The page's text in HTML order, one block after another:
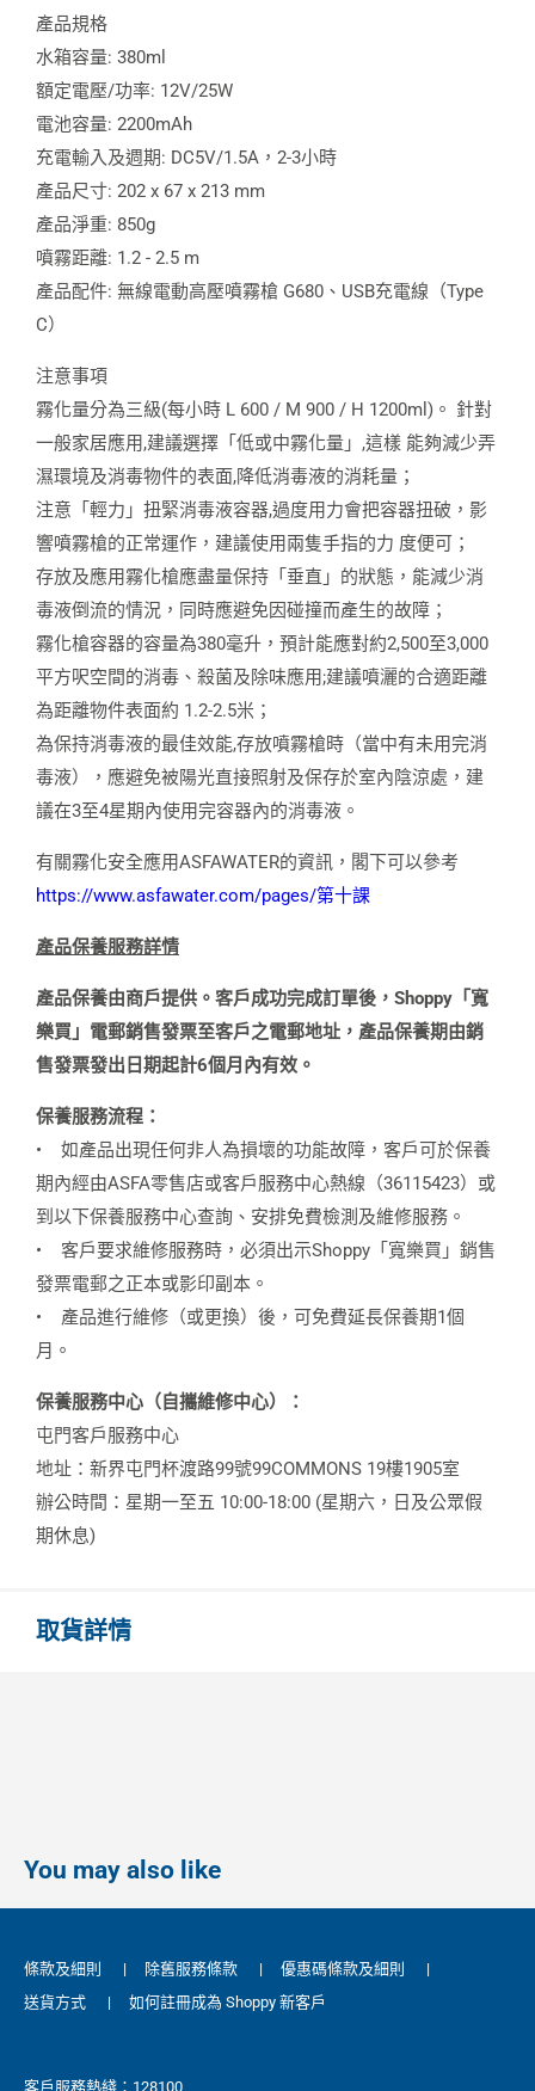
產品規格
水箱容量: 380ml
額定電壓/功率: 12V/25W
電池容量: 2200mAh
充電輸入及週期: DC5V/1.5A，2-3小時
產品尺寸: 202 x 67 x 213 mm
產品淨重: 850g
噴霧距離: 1.2 - 2.5 m
產品配件: 無線電動高壓噴霧槍 G680、USB充電線（Type
C）
注意事項
霧化量分為三級(每小時 L 600 / M 900 / H 1200ml)。 針對
一般家居應用,建議選擇「低或中霧化量」,這樣 能夠減少弄
濕環境及消毒物件的表面,降低消毒液的消耗量；
注意「輕力」扭緊消毒液容器,過度用力會把容器扭破，影
響噴霧槍的正常運作，建議使用兩隻手指的力 度便可；
存放及應用霧化槍應盡量保持「垂直」的狀態，能減少消
毒液倒流的情況，同時應避免因碰撞而產生的故障；
霧化槍容器的容量為380毫升，預計能應對約2,500至3,000
平方呎空間的消毒、殺菌及除味應用;建議噴灑的合適距離
為距離物件表面約 1.2-2.5米；
為保持消毒液的最佳效能,存放噴霧槍時（當中有未用完消
毒液），應避免被陽光直接照射及保存於室內陰涼處，建
議在3至4星期內使用完容器內的消毒液。
有關霧化安全應用ASFAWATER的資訊，閣下可以參考
https://www.asfawater.com/pages/第十課
產品保養服務詳情
產品保養由商戶提供。客戶成功完成訂單後，Shoppy「寬
樂買」電郵銷售發票至客戶之電郵地址，產品保養期由銷
售發票發出日期起計6個月內有效。
保養服務流程：
•
如產品出現任何非人為損壞的功能故障，客戶可於保養
期內經由ASFA零售店或客戶服務中心熱線（36115423）或
到以下保養服務中心查詢、安排免費檢測及維修服務。
•
客戶要求維修服務時，必須出示Shoppy「寬樂買」銷售
發票電郵之正本或影印副本。
•
產品進行維修（或更換）後，可免費延長保養期1個
月。
保養服務中心（自攜維修中心）：
屯門客戶服務中心
地址：新界屯門杯渡路99號99COMMONS 19樓1905室
辦公時間：星期一至五 10:00-18:00 (星期六，日及公眾假
期休息)
取貨詳情
You may also like
條款及細則 | 除舊服務條款 | 優惠碼條款及細則
|
送貨方式
| 如何註冊成為 Shoppy 新客戶
客戶服務熱綫：128100